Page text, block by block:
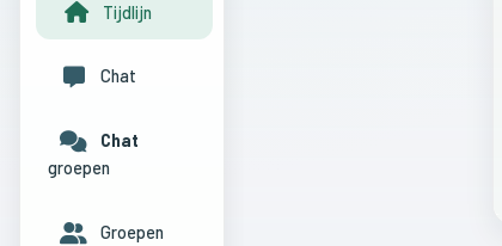
Tijdlijn
Chat
Chat
groepen
Groepen